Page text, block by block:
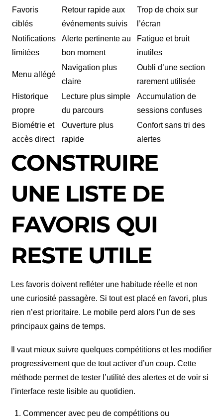
Favoris
ciblés
Retour rapide aux
événements suivis
Trop de choix sur
l’écran
Notifications
limitées
Alerte pertinente au
bon moment
Fatigue et bruit
inutiles
Menu allégé
Navigation plus
claire
Oubli d’une section
rarement utilisée
Historique
propre
Lecture plus simple
du parcours
Accumulation de
sessions confuses
Biométrie et
accès direct
Ouverture plus
rapide
Confort sans tri des
alertes
CONSTRUIRE
UNE LISTE DE
FAVORIS QUI
RESTE UTILE
Les favoris doivent refléter une habitude réelle et non
une curiosité passagère. Si tout est placé en favori, plus
rien n’est prioritaire. Le mobile perd alors l’un de ses
principaux gains de temps.
Il vaut mieux suivre quelques compétitions et les modifier
progressivement que de tout activer d’un coup. Cette
méthode permet de tester l’utilité des alertes et de voir si
l’interface reste lisible au quotidien.
Commencer avec peu de compétitions ou